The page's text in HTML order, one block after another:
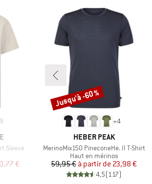
9
Sleeve
€
+4
MARQUE
HEBER PEAK
Article
MerinoMix150 PineconeHe. II T-Shirt
Product group
Haut en mérinos
Prix
59,95 € Prix réduit
à partir de 23,98 €
4,5(117)
Remise
Jusqu'à -60 %